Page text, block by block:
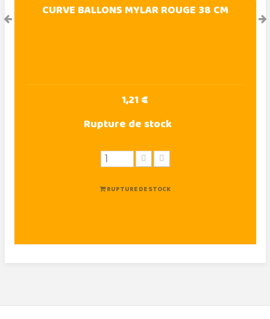
CURVE BALLONS MYLAR ROUGE 38 CM
1,21 €
Rupture de stock
RUPTURE DE STOCK